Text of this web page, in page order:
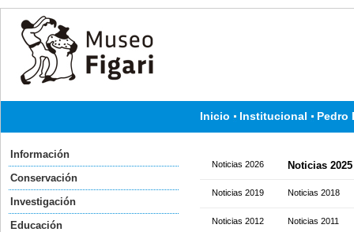
Inicio Institucional Pedro
Información
Conservación
Investigación
Educación
Noticias 2026 Noticias 2025
Noticias 2019 Noticias 2018
Noticias 2012 Noticias 2011